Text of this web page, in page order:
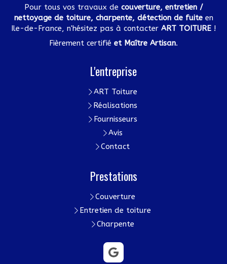
Pour tous vos travaux de couverture, entretien /
nettoyage de toiture, charpente, détection de fuiteen
Ile-de-France, n'hésitez pas à contacter ART TOITURE !
Fièrement certifié et Maître Artisan.
L'entreprise
ART Toiture
Réalisations
Fournisseurs
Avis
Contact
Prestations
Couverture
Entretien de toiture
Charpente